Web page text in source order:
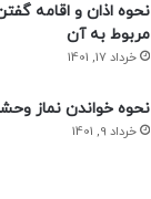
نحوه اذان و اقامه
مربوط به آن
خرداد 17, 1401
نحوه خواندن نماز
خرداد 9, 1401